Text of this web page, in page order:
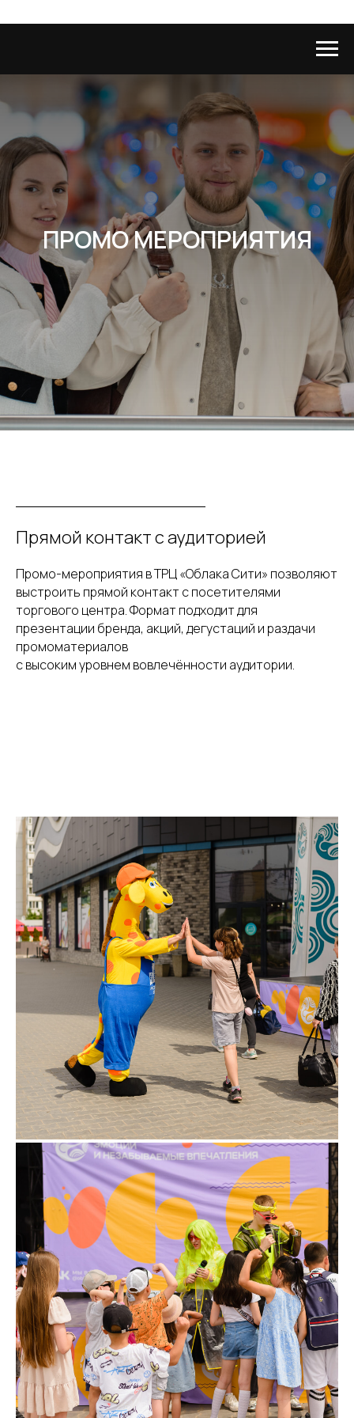
ПРОМО МЕРОПРИЯТИЯ
Прямой контакт с аудиторией
Промо-мероприятия в ТРЦ «Облака Сити» позволяют
выстроить прямой контакт с посетителями
торгового центра. Формат подходит для
презентации бренда, акций, дегустаций и раздачи
промоматериалов
с высоким уровнем вовлечённости аудитории.